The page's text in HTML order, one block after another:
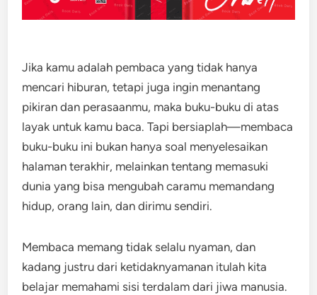
Jika kamu adalah pembaca yang tidak hanya
mencari hiburan, tetapi juga ingin menantang
pikiran dan perasaanmu, maka buku-buku di atas
layak untuk kamu baca. Tapi bersiaplah—membaca
buku-buku ini bukan hanya soal menyelesaikan
halaman terakhir, melainkan tentang memasuki
dunia yang bisa mengubah caramu memandang
hidup, orang lain, dan dirimu sendiri.
Membaca memang tidak selalu nyaman, dan
kadang justru dari ketidaknyamanan itulah kita
belajar memahami sisi terdalam dari jiwa manusia.